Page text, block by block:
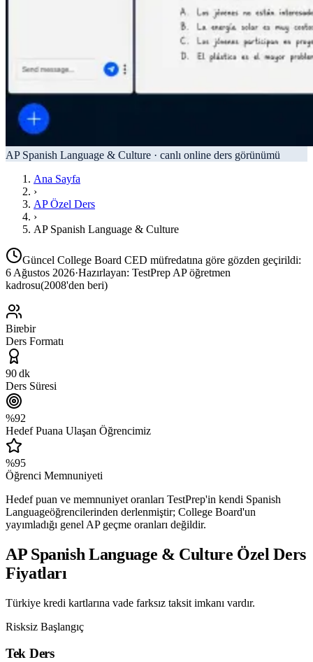
AP Spanish Language & Culture · canlı online ders görünümü
Ana Sayfa
›
AP Özel Ders
›
AP Spanish Language & Culture
Güncel College Board CED müfredatına göre gözden geçirildi:
6 Ağustos 2026·Hazırlayan: TestPrep AP öğretmen
kadrosu(2008'den beri)
Birebir
Ders Formatı
90 dk
Ders Süresi
%92
Hedef Puana Ulaşan Öğrencimiz
%95
Öğrenci Memnuniyeti
Hedef puan ve memnuniyet oranları TestPrep'in kendi Spanish
Languageöğrencilerinden derlenmiştir; College Board'un
yayımladığı genel AP geçme oranları değildir.
AP Spanish Language & Culture Özel Ders
Fiyatları
Türkiye kredi kartlarına vade farksız taksit imkanı vardır.
Risksiz Başlangıç
Tek Ders